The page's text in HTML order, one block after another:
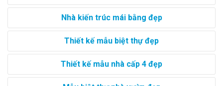
Nhà kiến trúc mái bằng đẹp
Thiết kế mẫu biệt thự đẹp
Thiết kế mẫu nhà cấp 4 đẹp